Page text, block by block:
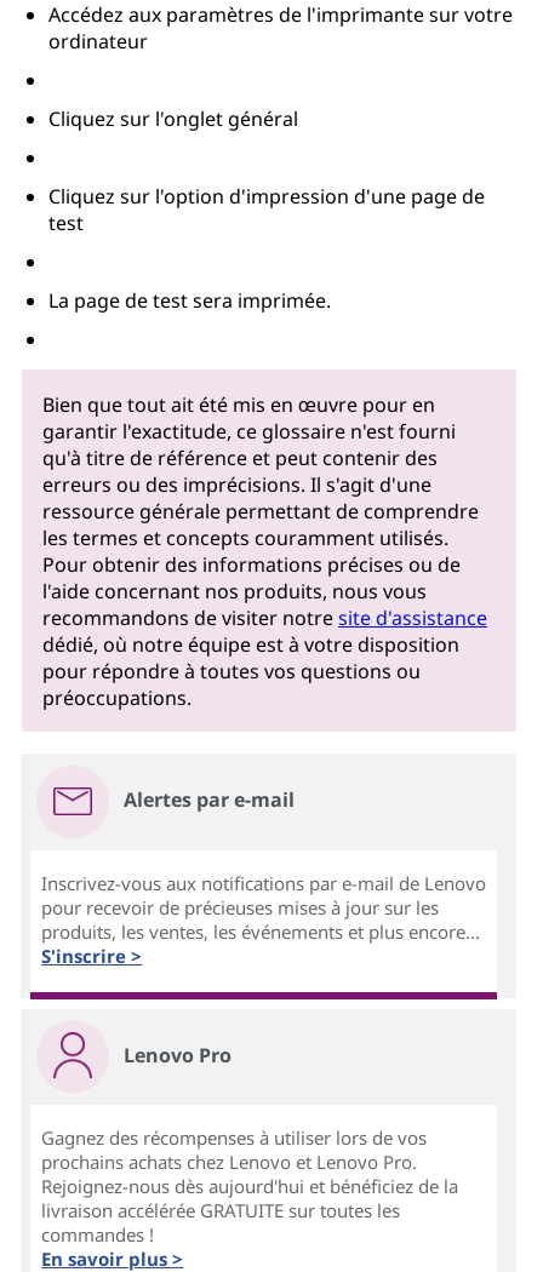
Accédez aux paramètres de l'imprimante sur votre
ordinateur
Cliquez sur l'onglet général
Cliquez sur l'option d'impression d'une page de
test
La page de test sera imprimée.
Bien que tout ait été mis en œuvre pour en
garantir l'exactitude, ce glossaire n'est fourni
qu'à titre de référence et peut contenir des
erreurs ou des imprécisions. Il s'agit d'une
ressource générale permettant de comprendre
les termes et concepts couramment utilisés.
Pour obtenir des informations précises ou de
l'aide concernant nos produits, nous vous
recommandons de visiter notresite d'assistance
dédié, où notre équipe est à votre disposition
pour répondre à toutes vos questions ou
préoccupations.
Alertes par e-mail
Inscrivez-vous aux notifications par e-mail de Lenovo
pour recevoir de précieuses mises à jour sur les
produits, les ventes, les événements et plus encore...
S'inscrire >
Lenovo Pro
Gagnez des récompenses à utiliser lors de vos
prochains achats chez Lenovo et Lenovo Pro.
Rejoignez-nous dès aujourd'hui et bénéficiez de la
livraison accélérée GRATUITE sur toutes les
commandes !
En savoir plus >